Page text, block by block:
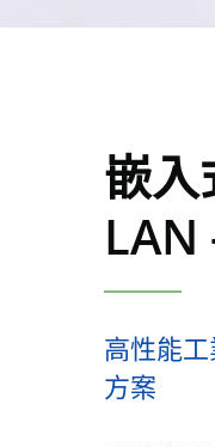
嵌入
LAN
高性能
方案